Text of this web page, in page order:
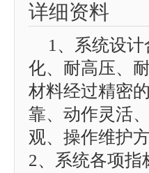
详细资料
1、系统设
化、耐高压、
材料经过精密
靠、动作灵活
观、操作维护
2、系统各项指